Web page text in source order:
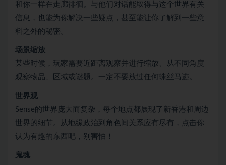
和你一样在走廊徘徊。与他们对话能取得与这个世界有关
信息，也能为你解决一些疑点，甚至能让你了解到一些意
料之外的秘密。
场景缩放
某些时候，玩家需要近距离观察并进行缩放、从不同角度
观察物品、区域或谜题。一定不要放过任何蛛丝马迹。
世界观
Sense的世界庞大而复杂，每个地点都展现了新香港和周边
世界的细节。从地缘政治到角色间关系应有尽有，点击你
认为有趣的东西吧，别害怕！
鬼魂